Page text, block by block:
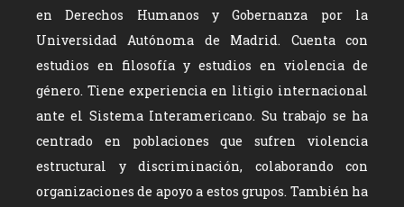
en Derechos Humanos y Gobernanza por la
Universidad Autónoma de Madrid. Cuenta con
estudios en filosofía y estudios en violencia de
género. Tiene experiencia en litigio internacional
ante el Sistema Interamericano. Su trabajo se ha
centrado en poblaciones que sufren violencia
estructural y discriminación, colaborando con
organizaciones de apoyo a estos grupos. También ha